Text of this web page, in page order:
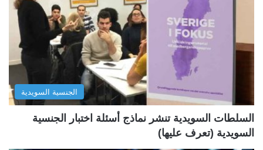
ا
س
ا
ب
ق
ة
ا
ل
ا
ل
ي
الجنسية السويدية
السلطات السويدية تنشر نماذج أسئلة اختبار الجنسية
السويدية (تعرف عليها)